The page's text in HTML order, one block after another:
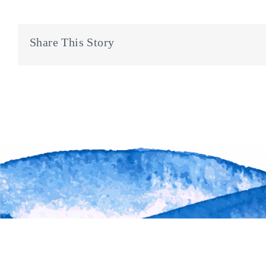
Share This Story